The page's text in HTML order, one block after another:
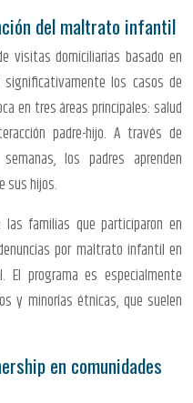
del maltrato infantil
visitas domiciliarias basado en
los casos de
en tres áreas principales: salud
padre-hijo. A través de
los padres aprenden
sus hijos.
familias que participaron en
por maltrato infantil en
El programa es especialmente
y minorías étnicas, que suelen
en comunidades